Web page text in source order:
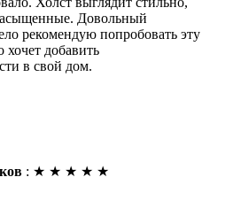
Довольный
рекомендую попробовать эту
хочет добавить
в свой дом.
: ★ ★ ★ ★ ★